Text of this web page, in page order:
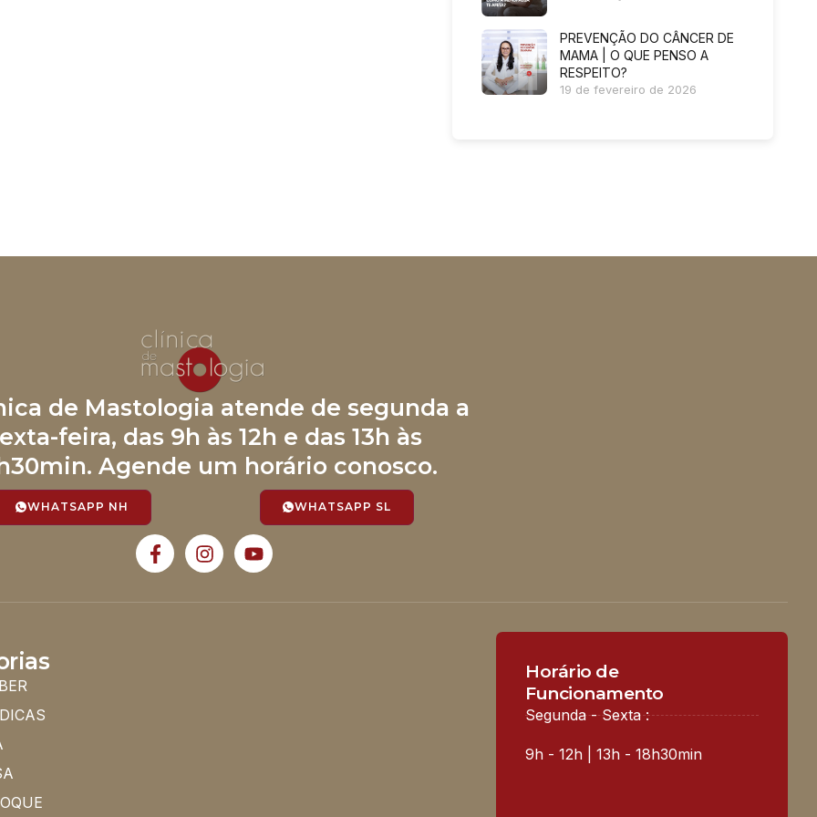
PREVENÇÃO DO CÂNCER DE
MAMA | O QUE PENSO A
RESPEITO?
19 de fevereiro de 2026
de Mastologia atende de segunda a
feira, das 9h às 12h e das 13h às
Agende um horário conosco.
WHATSAPP NH WHATSAPP SL
Horário de
Funcionamento
Segunda - Sexta :
9h - 12h | 13h - 18h30min